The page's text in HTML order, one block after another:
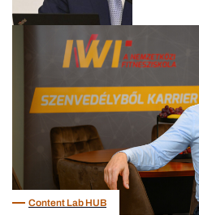
Befektetés
Content Lab HUB